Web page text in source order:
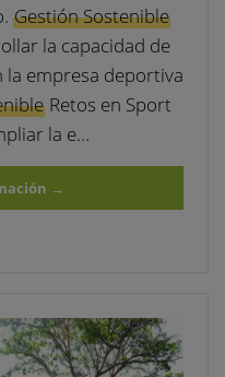
Gestión Sostenible
la capacidad de
la empresa deportiva
Retos en Sport
la e…
→